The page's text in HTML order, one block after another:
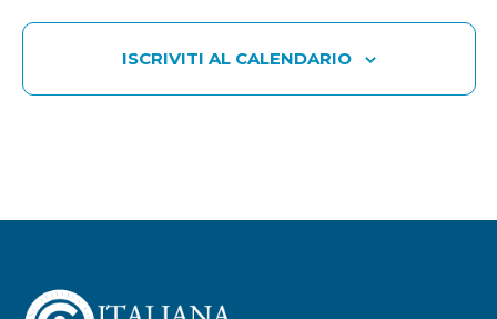
ISCRIVITI AL CALENDARIO